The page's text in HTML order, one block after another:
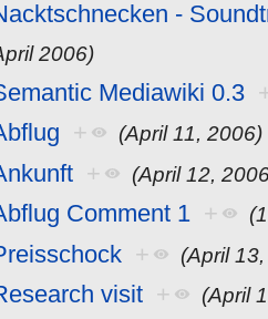
-
2006)
Mediawiki 0.3
+ (April 11, 2006)
+ (April 12,
Comment 1 +
+ (April
visit + (April